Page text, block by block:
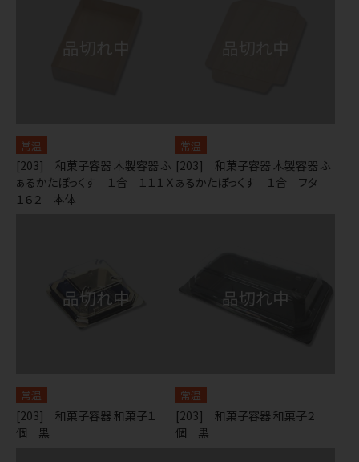
常温
[203] 和菓子容器 木製容器 ふ
ぁるかたぼっくす １合 １１１Ｘ
１６２ 本体
常温
[203] 和菓子容器 木製容器 ふ
ぁるかたぼっくす １合 フタ
常温
[203] 和菓子容器 和菓子１
個 黒
常温
[203] 和菓子容器 和菓子２
個 黒